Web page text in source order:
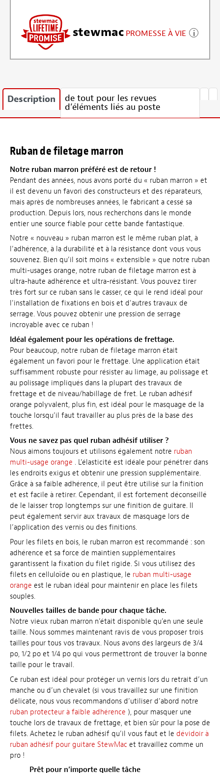
stewmac PROMESSE À VIE
Description de tout pour les revues
d’éléments liés au poste
Ruban de filetage marron
Notre ruban marron préféré est de retour !
Pendant des années, nous avons porté du « ruban marron » et
il est devenu un favori des constructeurs et des réparateurs,
mais après de nombreuses années, le fabricant a cessé sa
production. Depuis lors, nous recherchons dans le monde
entier une source fiable pour cette bande fantastique.
Notre « nouveau » ruban marron est le même ruban plat, à
l’adhérence, à la durabilité et à la résistance dont vous vous
souvenez. Bien qu’il soit moins « extensible » que notre ruban
multi-usages orange, notre ruban de filetage marron est à
ultra-haute adhérence et ultra-résistant. Vous pouvez tirer
très fort sur ce ruban sans le casser, ce qui le rend idéal pour
l'installation de fixations en bois et d'autres travaux de
serrage. Vous pouvez obtenir une pression de serrage
incroyable avec ce ruban !
Idéal également pour les opérations de frettage.
Pour beaucoup, notre ruban de filetage marron était
également un favori pour le frettage. Une application était
suffisamment robuste pour résister au limage, au polissage et
au polissage impliqués dans la plupart des travaux de
frettage et de niveau/habillage de fret. Le ruban adhésif
orange polyvalent, plus fin, est idéal pour le masquage de la
touche lorsqu’il faut travailler au plus près de la base des
frettes.
Vous ne savez pas quel ruban adhésif utiliser ?
Nous aimons toujours et utilisons également notre ruban
multi-usage orange . L’élasticité est idéale pour pénétrer dans
les endroits exigus et obtenir une pression supplémentaire.
Grâce à sa faible adhérence, il peut être utilisé sur la finition
et est facile à retirer. Cependant, il est fortement déconseillé
de le laisser trop longtemps sur une finition de guitare. Il
peut également servir aux travaux de masquage lors de
l’application des vernis ou des finitions.
Pour les filets en bois, le ruban marron est recommandé : son
adhérence et sa force de maintien supplémentaires
garantissent la fixation du filet rigide. Si vous utilisez des
filets en celluloïde ou en plastique, le ruban multi-usage
orange est le ruban idéal pour maintenir en place les filets
souples.
Nouvelles tailles de bande pour chaque tâche.
Notre vieux ruban marron n’était disponible qu’en une seule
taille. Nous sommes maintenant ravis de vous proposer trois
tailles pour tous vos travaux. Nous avons des largeurs de 3/4
po, 1/2 po et 1/4 po qui vous permettront de trouver la bonne
taille pour le travail.
Ce ruban est idéal pour protéger un vernis lors du retrait d’un
manche ou d’un chevalet (si vous travaillez sur une finition
délicate, nous vous recommandons d’utiliser d’abord notre
ruban protecteur à faible adhérence ), pour masquer une
touche lors de travaux de frettage, et bien sûr pour la pose de
filets. Achetez le ruban adhésif qu’il vous faut et le dévidoir à
ruban adhésif pour guitare StewMac et travaillez comme un
pro !
Prêt pour n’importe quelle tâche